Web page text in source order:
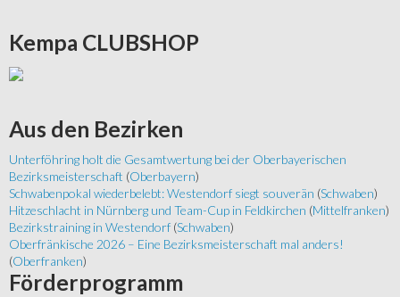
Kempa CLUBSHOP
Aus den Bezirken
Unterföhring holt die Gesamtwertung bei der Oberbayerischen
Bezirksmeisterschaft (Oberbayern)
Schwabenpokal wiederbelebt: Westendorf siegt souverän (Schwaben)
Hitzeschlacht in Nürnberg und Team-Cup in Feldkirchen (Mittelfranken)
Bezirkstraining in Westendorf (Schwaben)
Oberfränkische 2026 – Eine Bezirksmeisterschaft mal anders!
(Oberfranken)
Förderprogramm